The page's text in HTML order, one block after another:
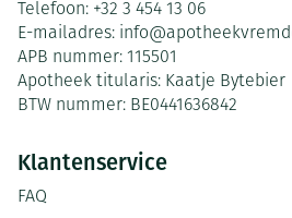
Telefoon: +32 3 454 13 06
E-mailadres: info@
APB nummer: 115501
Apotheek titularis: Kaatje Bytebier
BTW nummer: BE0441636842
Klantenservice
FAQ